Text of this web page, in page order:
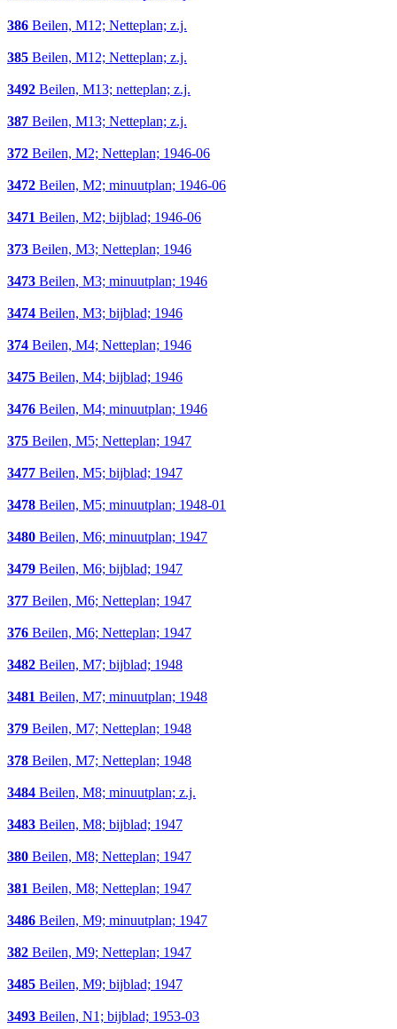
386 Beilen, M12; Netteplan; z.j.
385 Beilen, M12; Netteplan; z.j.
3492 Beilen, M13; netteplan; z.j.
387 Beilen, M13; Netteplan; z.j.
372 Beilen, M2; Netteplan; 1946-06
3472 Beilen, M2; minuutplan; 1946-06
3471 Beilen, M2; bijblad; 1946-06
373 Beilen, M3; Netteplan; 1946
3473 Beilen, M3; minuutplan; 1946
3474 Beilen, M3; bijblad; 1946
374 Beilen, M4; Netteplan; 1946
3475 Beilen, M4; bijblad; 1946
3476 Beilen, M4; minuutplan; 1946
375 Beilen, M5; Netteplan; 1947
3477 Beilen, M5; bijblad; 1947
3478 Beilen, M5; minuutplan; 1948-01
3480 Beilen, M6; minuutplan; 1947
3479 Beilen, M6; bijblad; 1947
377 Beilen, M6; Netteplan; 1947
376 Beilen, M6; Netteplan; 1947
3482 Beilen, M7; bijblad; 1948
3481 Beilen, M7; minuutplan; 1948
379 Beilen, M7; Netteplan; 1948
378 Beilen, M7; Netteplan; 1948
3484 Beilen, M8; minuutplan; z.j.
3483 Beilen, M8; bijblad; 1947
380 Beilen, M8; Netteplan; 1947
381 Beilen, M8; Netteplan; 1947
3486 Beilen, M9; minuutplan; 1947
382 Beilen, M9; Netteplan; 1947
3485 Beilen, M9; bijblad; 1947
3493 Beilen, N1; bijblad; 1953-03